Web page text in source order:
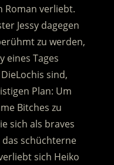
Roman verliebt.
Jessy dagegen
zu werden,
eines Tages
sind,
Plan: Um
Bitches zu
sich als braves
schüchterne
sich Heiko